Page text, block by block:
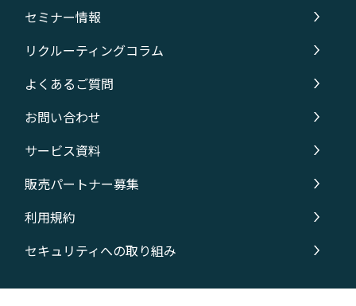
セミナー情報
リクルーティングコラム
よくあるご質問
お問い合わせ
サービス資料
販売パートナー募集
利用規約
セキュリティへの取り組み